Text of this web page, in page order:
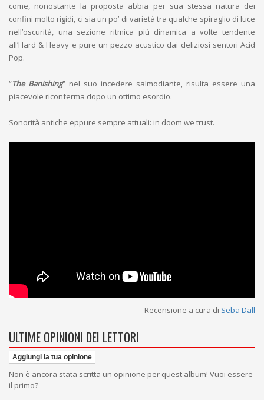
come, nonostante la proposta abbia per sua stessa natura dei
confini molto rigidi, ci sia un po’ di varietà tra qualche spiraglio di luce
nell’oscurità, una sezione ritmica più dinamica a volte tendente
all’Hard & Heavy e pure un pezzo acustico dai deliziosi sentori Acid
Pop.
“The Banishing” nel suo incedere salmodiante, risulta essere una
piacevole riconferma dopo un ottimo esordio.
Sonorità antiche eppure sempre attuali: in doom we trust.
Recensione a cura di Seba Dall
ULTIME OPINIONI DEI LETTORI
Aggiungi la tua opinione
Non è ancora stata scritta un'opinione per quest'album! Vuoi essere
il primo?